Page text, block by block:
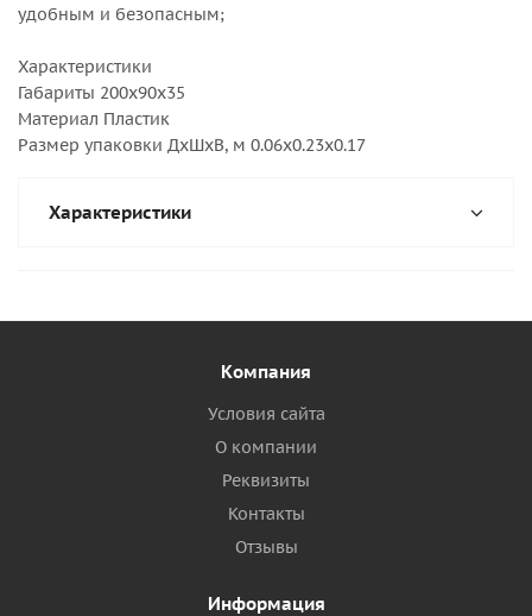
удобным и безопасным;
Характеристики
Габариты 200x90x35
Материал Пластик
Размер упаковки ДхШхВ, м 0.06x0.23x0.17
Характеристики
Компания
Условия сайта
О компании
Реквизиты
Контакты
Отзывы
Информация